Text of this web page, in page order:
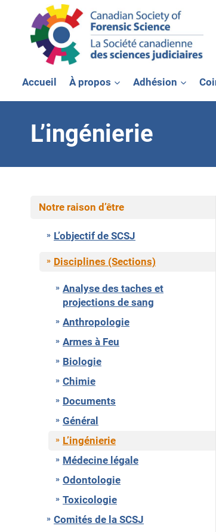
contenu
Accueil À propos Adhésion
L’ingénierie
Notre raison d’être
L’objectif de SCSJ
Disciplines (Sections)
Analyse des taches et
projections de sang
Anthropologie
Armes à Feu
Biologie
Chimie
Documents
Général
L’ingénierie
Médecine légale
Odontologie
Toxicologie
Comités de la SCSJ